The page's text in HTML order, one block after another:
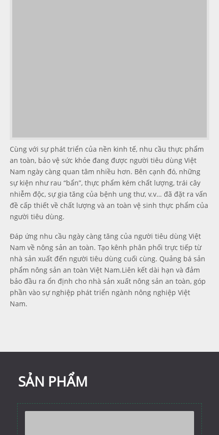
Cùng với sự phát triển của nền kinh tế, nhu cầu thực phẩm
an toàn, bảo vệ sức khỏe đang được người tiêu dùng Việt
Nam ngày càng quan tâm nhiều hơn. Bên cạnh đó, những
sự kiện như rau “bẩn”, thực phẩm kém chất lượng, trái cây
nhiễm độc, sự gia tăng của bệnh ung thư, v.v… đã đặt ra vấn
đề cấp thiết về chất lượng và an toàn vệ sinh thực phẩm của
người tiêu dùng.
Đáp ứng nhu cầu ngày càng tăng của người tiêu dùng Việt
Nam về nông sản an toàn. Tạo kênh phân phối trực tiếp từ
nhà sản xuất đến người tiêu dùng cuối cùng. Quảng bá sản
phẩm nông sản an toàn Việt Nam.Liên kết dài hạn và đảm
bảo đầu ra ổn định cho nhà sản xuất nông sản an toàn, góp
phần vào sự nghiệp phát triển ngành nông nghiệp Việt
Nam.
SẢN PHẨM